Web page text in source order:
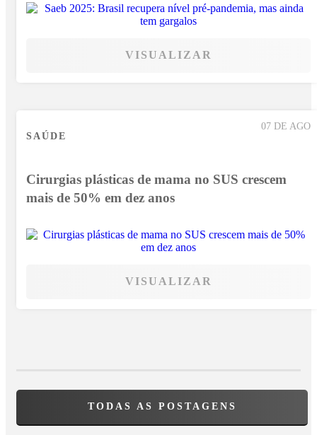
VISUALIZAR
07 DE AGO
SAÚDE
Cirurgias plásticas de mama no SUS crescem
mais de 50% em dez anos
VISUALIZAR
TODAS AS POSTAGENS